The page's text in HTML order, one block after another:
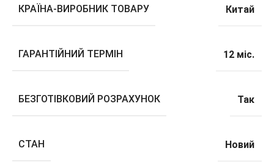
КРАЇНА-ВИРОБНИК ТОВАРУ Китай
ГАРАНТІЙНИЙ ТЕРМІН 12 міс.
БЕЗГОТІВКОВИЙ РОЗРАХУНОК Так
СТАН Новий